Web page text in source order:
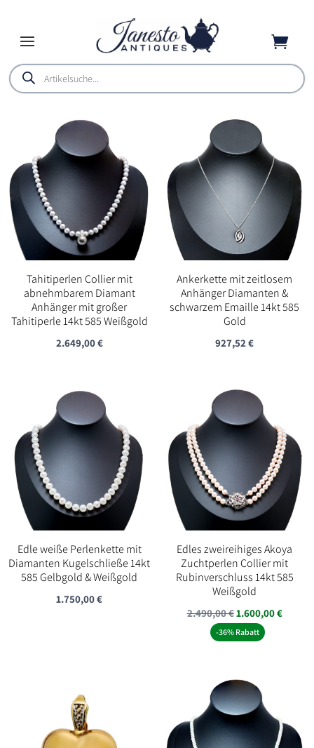

Products
search
Tahitiperlen Collier mit
abnehmbarem Diamant
Anhänger mit großer
Tahitiperle 14kt 585 Weißgold
2.649,00€
Ankerkette mit zeitlosem
Anhänger Diamanten &
schwarzem Emaille 14kt 585
Gold
927,52€
Edle weiße Perlenkette mit
Diamanten Kugelschließe 14kt
585 Gelbgold & Weißgold
1.750,00€
Edles zweireihiges Akoya
Zuchtperlen Collier mit
Rubinverschluss 14kt 585
Weißgold
2.490,00€ Ursprünglicher
Preis
1.600,00€
-36% Rabatt